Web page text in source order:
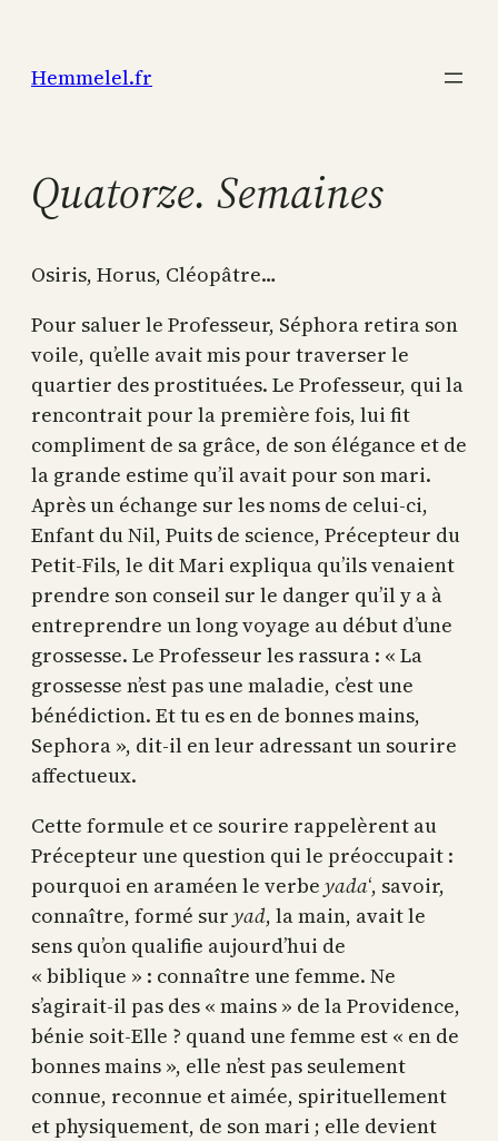
contenu
Hemmelel.fr
Quatorze. Semaines
Osiris, Horus, Cléopâtre…
Pour saluer le Professeur, Séphora retira son
voile, qu’elle avait mis pour traverser le
quartier des prostituées. Le Professeur, qui la
rencontrait pour la première fois, lui fit
compliment de sa grâce, de son élégance et de
la grande estime qu’il avait pour son mari.
Après un échange sur les noms de celui-ci,
Enfant du Nil, Puits de science, Précepteur du
Petit-Fils, le dit Mari expliqua qu’ils venaient
prendre son conseil sur le danger qu’il y a à
entreprendre un long voyage au début d’une
grossesse. Le Professeur les rassura : « La
grossesse n’est pas une maladie, c’est une
bénédiction. Et tu es en de bonnes mains,
Sephora », dit-il en leur adressant un sourire
affectueux.
Cette formule et ce sourire rappelèrent au
Précepteur une question qui le préoccupait :
pourquoi en araméen le verbe yada‘, savoir,
connaître, formé sur yad, la main, avait le
sens qu’on qualifie aujourd’hui de
« biblique » : connaître une femme. Ne
s’agirait-il pas des « mains » de la Providence,
bénie soit-Elle ? quand une femme est « en de
bonnes mains », elle n’est pas seulement
connue, reconnue et aimée, spirituellement
et physiquement, de son mari ; elle devient